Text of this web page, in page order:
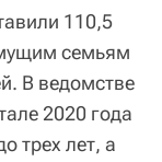
110,5
семьям
В ведомстве
2020 года
трех лет, а